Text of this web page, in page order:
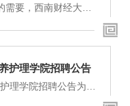
党员，具有普通全日
需要，西南财经大学
育部(教发函〔2006〕
区进行整体置换，并
设备、校园建筑及生
年的发展，学校先
护理学院招聘公告
理学院招聘公告为了